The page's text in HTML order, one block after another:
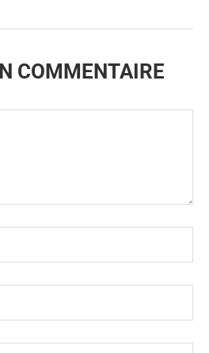
COMMENTAIRE